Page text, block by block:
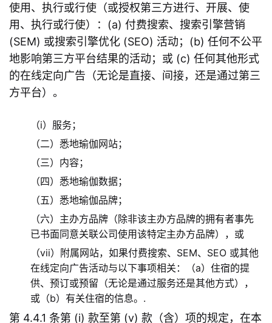
使用、执行或行使（或授权第三方进行、开展、使
用、执行或行使）：(a) 付费搜索、搜索引擎营销
(SEM) 或搜索引擎优化 (SEO) 活动；(b) 任何不公平
地影响第三方平台结果的活动；或 (c) 任何其他形式
的在线定向广告（无论是直接、间接，还是通过第三
方平台）。
（i）服务；
（二）悉地瑜伽网站；
（三）内容；
（四）悉地瑜伽数据；
（五）悉地瑜伽品牌；
（六）主办方品牌（除非该主办方品牌的拥有者事先
已书面同意关联公司使用该特定主办方品牌），或
（vii）附属网站，如果付费搜索、SEM、SEO 或其他
在线定向广告活动与以下事项相关：（a）住宿的提
供、预订或预留（无论是通过服务还是其他方式），
或（b）有关住宿的信息。.
第 4.4.1 条第 (i) 款至第 (v) 款（含）项的规定，在本